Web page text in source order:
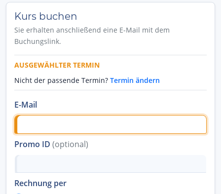
Kurs buchen
Sie erhalten anschließend eine E-Mail mit dem
Buchungslink.
AUSGEWÄHLTER TERMIN
Nicht der passende Termin? Termin ändern
E-Mail
Promo ID (optional)
Rechnung per